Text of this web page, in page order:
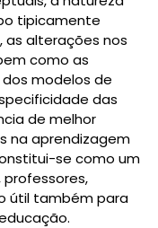
tipicamente
as alterações nos
como as
modelos de
das
de melhor
na aprendizagem
se como um
professores,
útil também para